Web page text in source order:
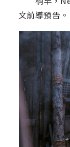
文前導預告。